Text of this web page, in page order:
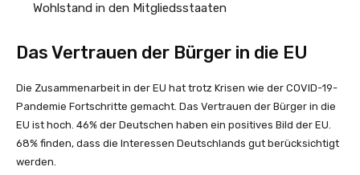
Wohlstand in den Mitgliedsstaaten
Das Vertrauen der Bürger in die EU
Die Zusammenarbeit in der EU hat trotz Krisen wie der COVID-19-
Pandemie Fortschritte gemacht. Das Vertrauen der Bürger in die
EU ist hoch. 46% der Deutschen haben ein positives Bild der EU.
68% finden, dass die Interessen Deutschlands gut berücksichtigt
werden.